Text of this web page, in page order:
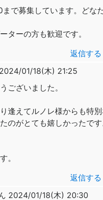
で募集しています。どな
ターの方も歓迎です。
返信する
2024/01/18(木) 21:25
ございました。
逢えてルノレ様からも特
のがとても嬉しかったです
。
返信する
2024/01/18(木) 20:30